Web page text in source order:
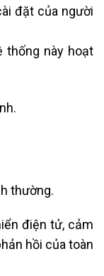
đặt của người
thống này hoạt
thường.
điện tử, cảm
hồi của toàn